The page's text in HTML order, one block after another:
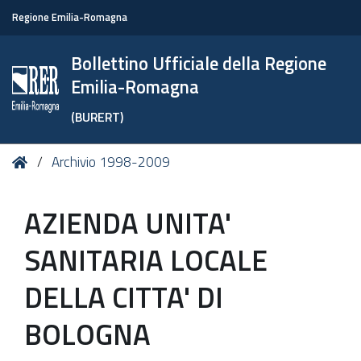
Regione Emilia-Romagna
Bollettino Ufficiale della Regione
Emilia-Romagna
(BURERT)
Tu HomeArchivio 1998-2009
AZIENDA UNITA'
SANITARIA LOCALE
DELLA CITTA' DI
BOLOGNA